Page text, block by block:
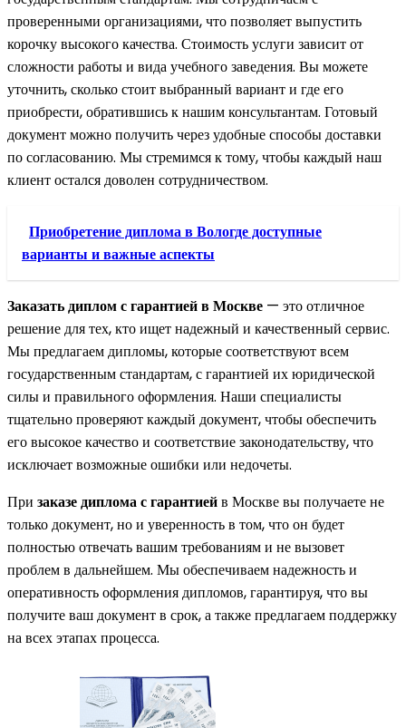
проверенными организациями, что позволяет выпустить
корочку высокого качества. Стоимость услуги зависит от
сложности работы и вида учебного заведения. Вы можете
уточнить, сколько стоит выбранный вариант и где его
приобрести, обратившись к нашим консультантам. Готовый
документ можно получить через удобные способы доставки
по согласованию. Мы стремимся к тому, чтобы каждый наш
клиент остался доволен сотрудничеством.
Приобретение диплома в Вологде доступные
варианты и важные аспекты
Заказать диплом с гарантией в Москве — это отличное
решение для тех, кто ищет надежный и качественный сервис.
Мы предлагаем дипломы, которые соответствуют всем
государственным стандартам, с гарантией их юридической
силы и правильного оформления. Наши специалисты
тщательно проверяют каждый документ, чтобы обеспечить
его высокое качество и соответствие законодательству, что
исключает возможные ошибки или недочеты.
При заказе диплома с гарантиейв Москве вы получаете не
только документ, но и уверенность в том, что он будет
полностью отвечать вашим требованиям и не вызовет
проблем в дальнейшем. Мы обеспечиваем надежность и
оперативность оформления дипломов, гарантируя, что вы
получите ваш документ в срок, а также предлагаем поддержку
на всех этапах процесса.